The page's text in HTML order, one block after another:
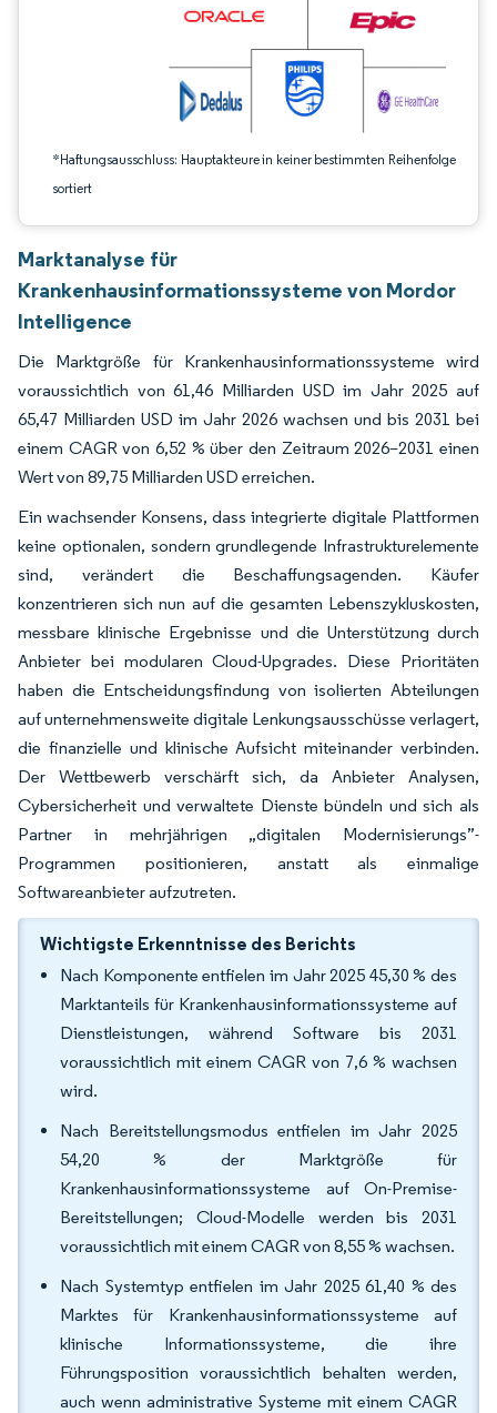
*Haftungsausschluss: Hauptakteure in keiner bestimmten Reihenfolge
sortiert
Marktanalyse für
Krankenhausinformationssysteme von Mordor
Intelligence
Die Marktgröße für Krankenhausinformationssysteme wird
voraussichtlich von 61,46 Milliarden USD im Jahr 2025 auf
65,47 Milliarden USD im Jahr 2026 wachsen und bis 2031 bei
einem CAGR von 6,52 % über den Zeitraum 2026–2031 einen
Wert von 89,75 Milliarden USD erreichen.
Ein wachsender Konsens, dass integrierte digitale Plattformen
keine optionalen, sondern grundlegende Infrastrukturelemente
sind, verändert die Beschaffungsagenden. Käufer
konzentrieren sich nun auf die gesamten Lebenszykluskosten,
messbare klinische Ergebnisse und die Unterstützung durch
Anbieter bei modularen Cloud-Upgrades. Diese Prioritäten
haben die Entscheidungsfindung von isolierten Abteilungen
auf unternehmensweite digitale Lenkungsausschüsse verlagert,
die finanzielle und klinische Aufsicht miteinander verbinden.
Der Wettbewerb verschärft sich, da Anbieter Analysen,
Cybersicherheit und verwaltete Dienste bündeln und sich als
Partner in mehrjährigen „digitalen Modernisierungs”-
Programmen positionieren, anstatt als einmalige
Softwareanbieter aufzutreten.
Wichtigste Erkenntnisse des Berichts
Nach Komponente entfielen im Jahr 2025 45,30 % des
Marktanteils für Krankenhausinformationssysteme auf
Dienstleistungen, während Software bis 2031
voraussichtlich mit einem CAGR von 7,6 % wachsen
wird.
Nach Bereitstellungsmodus entfielen im Jahr 2025
54,20 % der Marktgröße für
Krankenhausinformationssysteme auf On-Premise-
Bereitstellungen; Cloud-Modelle werden bis 2031
voraussichtlich mit einem CAGR von 8,55 % wachsen.
Nach Systemtyp entfielen im Jahr 2025 61,40 % des
Marktes für Krankenhausinformationssysteme auf
klinische Informationssysteme, die ihre
Führungsposition voraussichtlich behalten werden,
auch wenn administrative Systeme mit einem CAGR